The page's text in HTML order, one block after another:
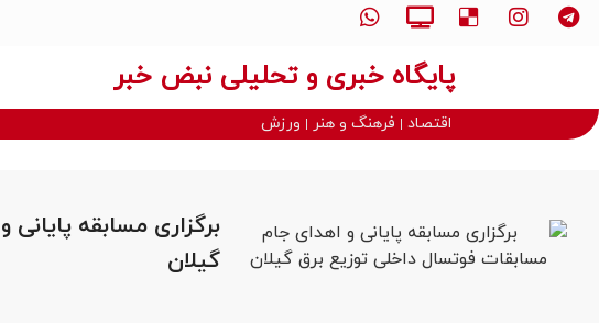
پایگاه خبری و تحلیلی نبض خبر
اقتصاد فرهنگ و هنر ورزش
برگزاری مسابقه
گیلان